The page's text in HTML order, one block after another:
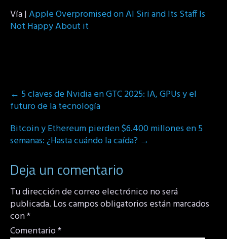
Vía |Apple Overpromised on AI Siri and Its Staff Is
Not Happy About it
Post
navigation
← 5 claves de Nvidia en GTC 2025: IA, GPUs y el
futuro de la tecnología
Bitcoin y Ethereum pierden $6.400 millones en 5
semanas: ¿Hasta cuándo la caída? →
Deja un comentario
Tu dirección de correo electrónico no será
publicada. Los campos obligatorios están marcados
con*
Comentario*